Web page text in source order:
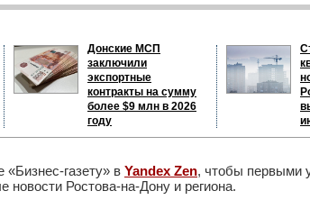
Донские МСП
заключили
экспортные
контракты на сумму
более $9 млн в 2026
году
«Бизнес-газету» в Yandex Zen, чтобы первыми
новости Ростова-на-Дону и региона.